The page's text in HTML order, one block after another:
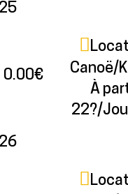
0.00€
Canoë/
À
22?/